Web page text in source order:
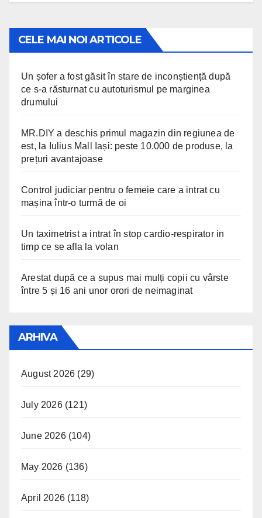
CELE MAI NOI ARTICOLE
Un șofer a fost găsit în stare de inconștiență după
ce s-a răsturnat cu autoturismul pe marginea
drumului
MR.DIY a deschis primul magazin din regiunea de
est, la Iulius Mall Iași: peste 10.000 de produse, la
prețuri avantajoase
Control judiciar pentru o femeie care a intrat cu
mașina într-o turmă de oi
Un taximetrist a intrat în stop cardio-respirator in
timp ce se afla la volan
Arestat după ce a supus mai mulți copii cu vârste
între 5 și 16 ani unor orori de neimaginat
ARHIVA
August 2026 (29)
July 2026(121)
June 2026(104)
May 2026 (136)
April 2026 (118)